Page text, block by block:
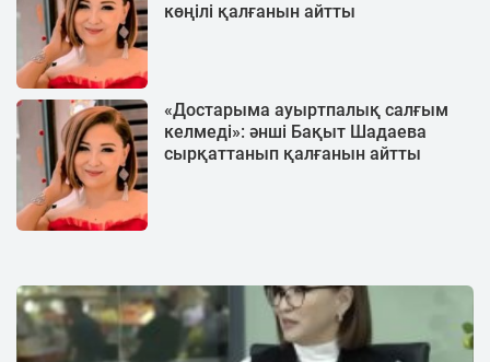
көңілі қалғанын айтты
«Достарыма ауыртпалық салғым
келмеді»: әнші Бақыт Шадаева
сырқаттанып қалғанын айтты